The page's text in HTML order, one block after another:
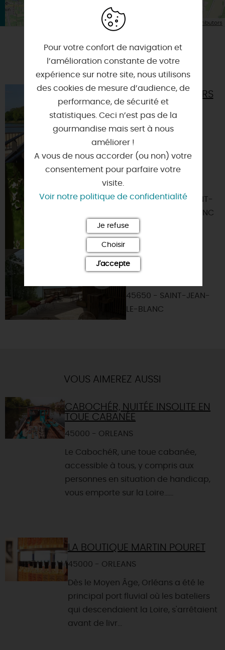
Leaflet| Map data © OpenStreetMap contributors
A TESTER ÉGALEMENT SUR PLACE OU À
PROXIMITÉ
BASE DE LOISIRS
DU PARC DE
LOIRE
45650 - SAINT-
LÉO PARC
45650 - SAINT-
JEAN-LE-BLANC
LES 2 RIVES -
GUINGUETTE DU
45650 - SAINT-JEAN-
LE-BLANC
VOUS AIMEREZ AUSSI
CABOCHÉR, NUITÉE INSOLITE EN
TOUE CABANÉE
45000 - ORLEANS
Le CabochéR, une toue cabanée,
accessible à tous, y compris aux
personnes en situation de handicap,
vous emporte sur la Loire......
LA BOUTIQUE MARTIN POURET
45000 - ORLEANS
Dès le Moyen Âge, Orléans a été le
principal port fluvial où les bateliers
qui descendaient la Loire, s'arrêtaient
avant de livr...
Pour votre confort de navigation et
l’amélioration constante de votre
expérience sur notre site, nous utilisons
des cookies de mesure d’audience, de
performance, de sécurité et
statistiques. Ceci n’est pas de la
gourmandise mais sert à nous
améliorer !
A vous de nous accorder (ou non) votre
consentement pour parfaire votre
visite.
Voir notre politique de confidentialité
Je refuse
Choisir
J'accepte